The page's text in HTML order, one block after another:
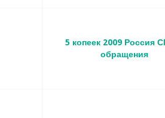
5 копеек 2009 Россия
обращения